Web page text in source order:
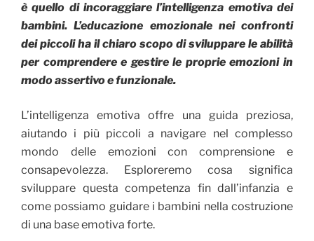
è quello di incoraggiare l’intelligenza emotiva dei
bambini. L’educazione emozionale nei confronti
dei piccoli ha il chiaro scopo di sviluppare le abilità
per comprendere e gestire le proprie emozioni in
modo assertivo e funzionale.
L’intelligenza emotiva offre una guida preziosa,
aiutando i più piccoli a navigare nel complesso
mondo delle emozioni con comprensione e
consapevolezza. Esploreremo cosa significa
sviluppare questa competenza fin dall’infanzia e
come possiamo guidare i bambini nella costruzione
di una base emotiva forte.